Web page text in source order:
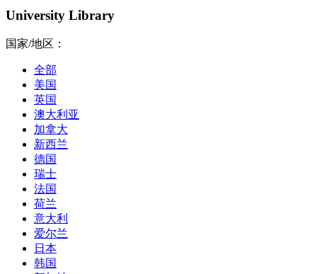
University Library
国家/地区：
全部
美国
英国
澳大利亚
加拿大
新西兰
德国
瑞士
法国
荷兰
意大利
爱尔兰
日本
韩国